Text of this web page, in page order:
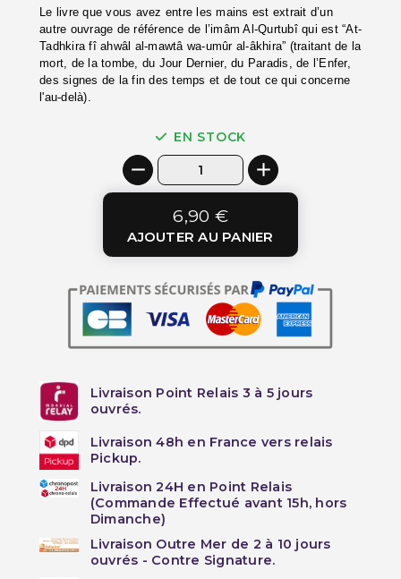
Le livre que vous avez entre les mains est extrait d’un
autre ouvrage de référence de l’imâm Al-Qurtubî qui est “At-
Tadhkira fî ahwâl al-mawtâ wa-umûr al-âkhira” (traitant de la
mort, de la tombe, du Jour Dernier, du Paradis, de l’Enfer,
des signes de la fin des temps et de tout ce qui concerne
l'au-delà).
EN STOCK
6,90 €
AJOUTER AU PANIER
Livraison Point Relais 3 à 5 jours
ouvrés.
Livraison 48h en France vers relais
Pickup.
Livraison 24H en Point Relais
(Commande Effectué avant 15h, hors
Dimanche)
Livraison Outre Mer de 2 à 10 jours
ouvrés - Contre Signature.